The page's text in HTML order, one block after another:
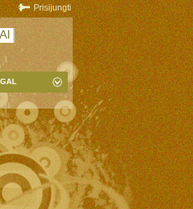
Prisijungti